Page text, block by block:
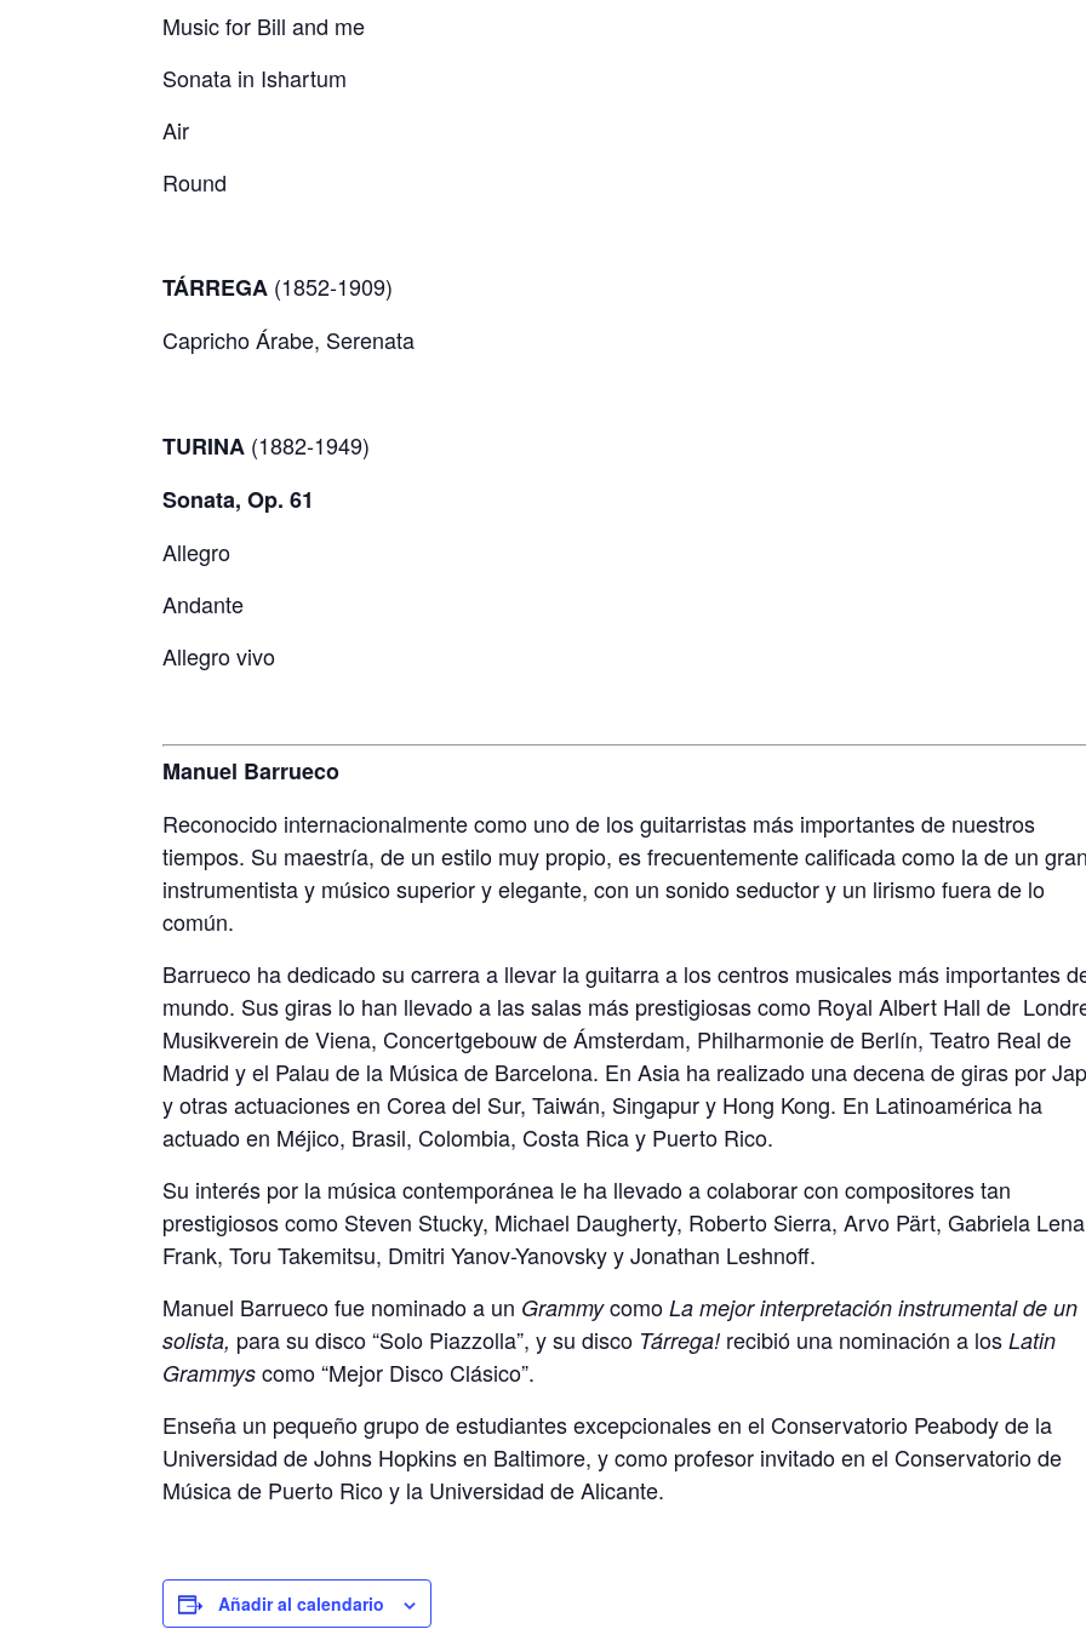
Music for Bill and me
Sonata in Ishartum
Air
Round
TÁRREGA (1852-1909)
Capricho Árabe, Serenata
TURINA (1882-1949)
Sonata, Op. 61
Allegro
Andante
Allegro vivo
Manuel Barrueco
Reconocido internacionalmente como uno de los guitarristas más importantes de nuestros
tiempos. Su maestría, de un estilo muy propio, es frecuentemente calificada como la de un gran
instrumentista y músico superior y elegante, con un sonido seductor y un lirismo fuera de lo
común.
Barrueco ha dedicado su carrera a llevar la guitarra a los centros musicales más importantes
mundo. Sus giras lo han llevado a las salas más prestigiosas como Royal Albert Hall de
Musikverein de Viena, Concertgebouw de Ámsterdam, Philharmonie de Berlín, Teatro Real de
Madrid y el Palau de la Música de Barcelona. En Asia ha realizado una decena de giras por
y otras actuaciones en Corea del Sur, Taiwán, Singapur y Hong Kong. En Latinoamérica ha
actuado en Méjico, Brasil, Colombia, Costa Rica y Puerto Rico.
Su interés por la música contemporánea le ha llevado a colaborar con compositores tan
prestigiosos como Steven Stucky, Michael Daugherty, Roberto Sierra, Arvo Pärt, Gabriela Lena
Frank, Toru Takemitsu, Dmitri Yanov-Yanovsky y Jonathan Leshnoff.
Manuel Barrueco fue nominado a un GrammycomoLa mejor interpretación instrumental de un
solista, para su disco “Solo Piazzolla”, y su disco Tárrega! recibió una nominación a losLatin
Grammyscomo “Mejor Disco Clásico”.
Enseña un pequeño grupo de estudiantes excepcionales en el Conservatorio Peabody de la
Universidad de Johns Hopkins en Baltimore, y como profesor invitado en el Conservatorio de
Música de Puerto Rico y la Universidad de Alicante.
Añadir al calendario